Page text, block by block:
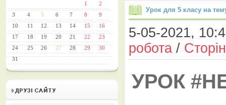
1
2
3
4 5 6 7 8
9
10
11 12 13 14 15
16
17
18 19 20 21 22
23
24
25 26 27 28 29
30
31
Урок для 5 класу на
5-05-2021,
робота /
УРОК